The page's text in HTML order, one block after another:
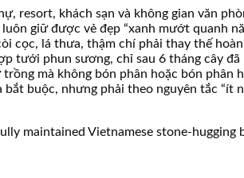
resort, khách sạn và không gian văn
giữ được vẻ đẹp “xanh mướt quanh
cọc, lá thưa, thậm chí phải thay thế
tưới phun sương, chỉ sau 6 tháng cây đã
mà không bón phân hoặc bón phân
buộc, nhưng phải theo nguyên tắc “ít